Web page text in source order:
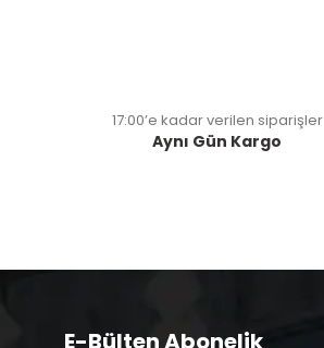
17:00’e kadar verilen siparişler
Aynı Gün Kargo
E-Bülten Abonelik